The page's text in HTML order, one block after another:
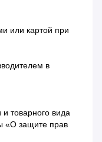
или картой при
в
товарного вида
«О защите прав